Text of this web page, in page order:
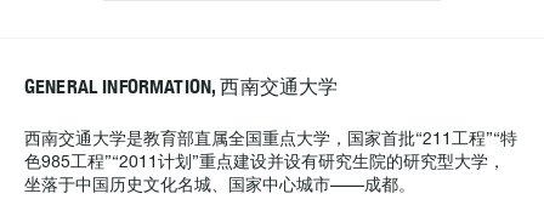
GENERAL INFORMATION, 西南交通大学
西南交通大学是教育部直属全国重点大学，国家首批“211工程”“特
色985工程”“2011计划”重点建设并设有研究生院的研究型大学，
坐落于中国历史文化名城、国家中心城市——成都。